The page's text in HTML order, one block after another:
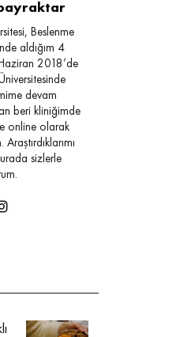
Beslenme
aldığım 4
2018’de
devam
beri kliniğimde
online olarak
sizlerle